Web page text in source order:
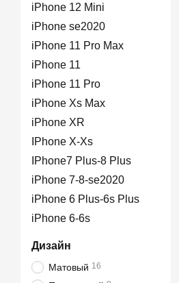
iPhone 12 Mini
iPhone se2020
iPhone 11 Pro Max
iPhone 11
iPhone 11 Pro
iPhone Xs Max
iPhone XR
IPhone X-Xs
IPhone7 Plus-8 Plus
iPhone 7-8-se2020
iPhone 6 Plus-6s Plus
iPhone 6-6s
Дизайн
Матовый 16